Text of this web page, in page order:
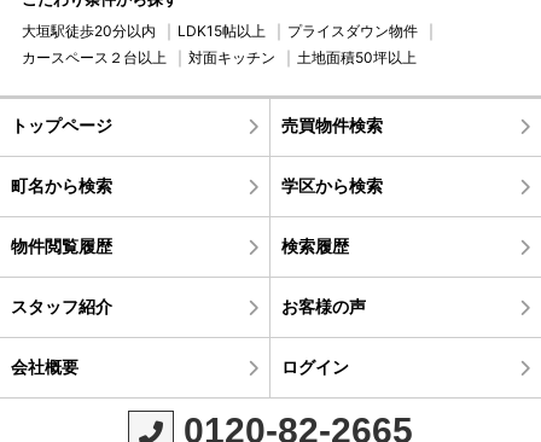
大垣駅徒歩20分以内 LDK15帖以上
プライスダウン物件
カースペース２台以上
対面キッチン 土地面積50坪以上
トップページ 売買物件検索
町名から検索 学区から検索
物件閲覧履歴 検索履歴
スタッフ紹介 お客様の声
会社概要 ログイン
0120-82-2665